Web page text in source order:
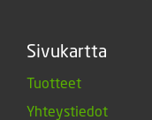
Sivukartta
Tuotteet
Yhteystiedot